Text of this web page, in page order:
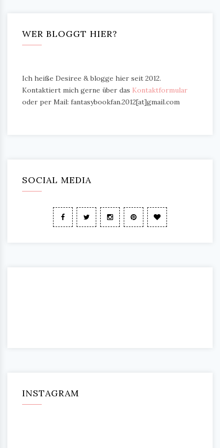
WER BLOGGT HIER?
Ich heiße Desiree & blogge hier seit 2012.
Kontaktiert mich gerne über das Kontaktformular
oder per Mail: fantasybookfan.2012[at]gmail.com
SOCIAL MEDIA
INSTAGRAM